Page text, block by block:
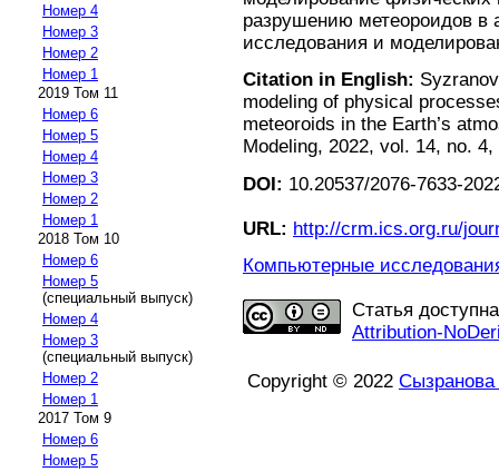
Номер 4
Номер 3
Номер 2
Номер 1
2019 Том 11
Номер 6
Номер 5
Номер 4
Номер 3
Номер 2
Номер 1
2018 Том 10
Номер 6
Номер 5
(специальный выпуск)
Номер 4
Номер 3
(специальный выпуск)
Номер 2
Номер 1
2017 Том 9
Номер 6
Номер 5
разрушению метеороидов
исследования и
Citation in English:
modeling of physical
meteoroids in the Earth’s
Modeling, 2022, vol. 14, no. 4,
DOI: 10.20537/2076-7633-
URL: http://crm.ics.org.ru/
Компьютерные
Статья
Attribution-
Copyright © 2022